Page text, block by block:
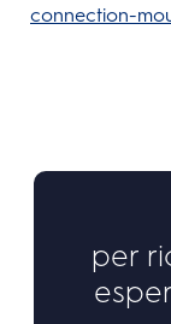
connection-
per